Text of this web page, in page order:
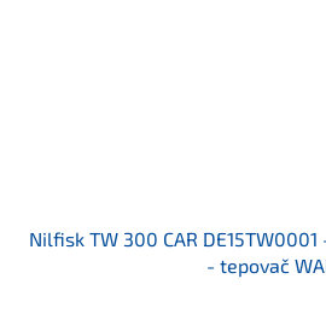
Nilfisk TW 300 CAR
- tepovač